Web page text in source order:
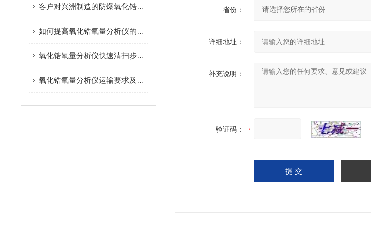
客户对兴洲制造的防爆氧化锆氧量分析仪提出了使用条件及技术规范
如何提高氧化锆氧量分析仪的燃烧效率？
氧化锆氧量分析仪快速清扫步骤四步走！
氧化锆氧量分析仪运输要求及维护要点
省份：
详细地址：
补充说明：
验证码：